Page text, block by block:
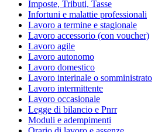
Imposte, Tributi, Tasse
Infortuni e malattie professionali
Lavoro a termine e stagionale
Lavoro accessorio (con voucher)
Lavoro agile
Lavoro autonomo
Lavoro domestico
Lavoro interinale o somministrato
Lavoro intermittente
Lavoro occasionale
Legge di bilancio e Pnrr
Moduli e adempimenti